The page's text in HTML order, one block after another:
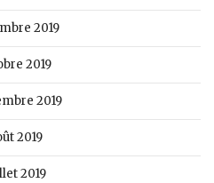
2019
2019
2019
2019
2019